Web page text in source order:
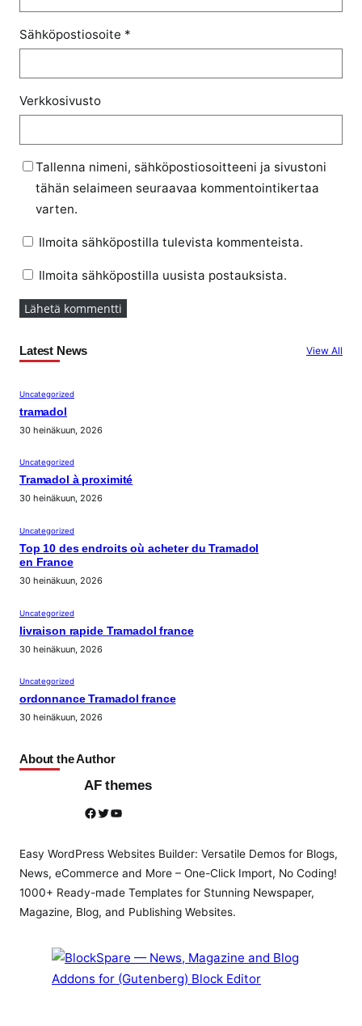
Sähköpostiosoite *
Verkkosivusto
Tallenna nimeni, sähköpostiosoitteeni ja sivustoni
tähän selaimeen seuraavaa kommentointikertaa
varten.
Ilmoita sähköpostilla tulevista kommenteista.
Ilmoita sähköpostilla uusista postauksista.
Latest News View All
Uncategorized
tramadol
30 heinäkuun, 2026
Uncategorized
Tramadol à proximité
30 heinäkuun, 2026
Uncategorized
Top 10 des endroits où acheter du Tramadol
en France
30 heinäkuun, 2026
Uncategorized
livraison rapide Tramadol france
30 heinäkuun, 2026
Uncategorized
ordonnance Tramadol france
30 heinäkuun, 2026
About the Author
AF themes
Facebook Twitter YouTube
Easy WordPress Websites Builder: Versatile Demos for Blogs,
News, eCommerce and More – One-Click Import, No Coding!
1000+ Ready-made Templates for Stunning Newspaper,
Magazine, Blog, and Publishing Websites.